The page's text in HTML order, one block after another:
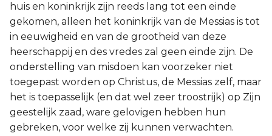
huis en koninkrijk zijn reeds lang tot een einde
gekomen, alleen het koninkrijk van de Messias is tot
in eeuwigheid en van de grootheid van deze
heerschappij en des vredes zal geen einde zijn. De
onderstelling van misdoen kan voorzeker niet
toegepast worden op Christus, de Messias zelf, maar
het is toepasselijk (en dat wel zeer troostrijk) op Zijn
geestelijk zaad, ware gelovigen hebben hun
gebreken, voor welke zij kunnen verwachten.